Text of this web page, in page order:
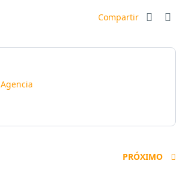
Compartir
Agencia
PRÓXIMO